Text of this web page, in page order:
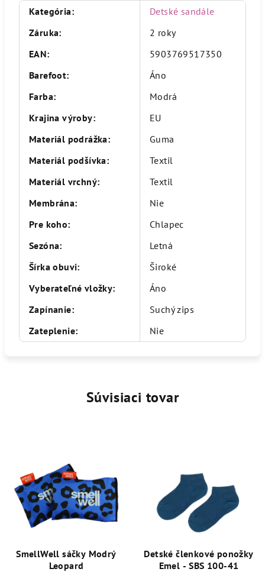
Kategória:
Detské sandále
Záruka:
2 roky
EAN:
5903769517350
Barefoot:
Áno
Farba:
Modrá
Krajina výroby:
EU
Materiál podrážka:
Guma
Materiál podšívka:
Textil
Materiál vrchný:
Textil
Membrána:
Nie
Pre koho:
Chlapec
Sezóna:
Letná
Šírka obuvi:
Široké
Vyberateľné vložky:
Áno
Zapínanie:
Suchý zips
Zateplenie: Nie
Súvisiaci tovar
SmellWell sáčky Modrý
Leopard
Detské členkové ponožky
Emel - SBS 100-41